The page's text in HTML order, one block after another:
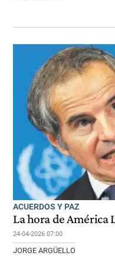
ACUERDOS Y PAZ
La hora de América
24-04-2026 07:00
JORGE ARGÜELLO